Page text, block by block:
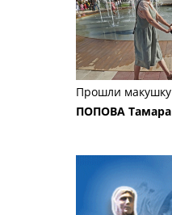
Прошли макушку
ПОПОВА Тамара